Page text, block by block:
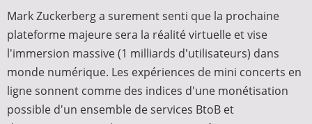
Mark Zuckerberg a surement senti que la prochaine
plateforme majeure sera la réalité virtuelle et vise
l'immersion massive (1 milliards d'utilisateurs) dans
monde numérique. Les expériences de mini concerts en
ligne sonnent comme des indices d'une monétisation
possible d'un ensemble de services BtoB et